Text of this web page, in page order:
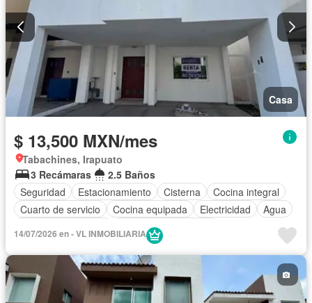
Casa
$ 13,500 MXN/mes
Tabachines, Irapuato
3 Recámaras
2.5 Baños
Seguridad
Estacionamiento Cisterna
Cocina integral
Cuarto de servicio
Cocina equipada Electricidad
Agua
Recámara con closet
Permite mascotas
Solo familias
Sin amueblar
14/07/2026 en - VL INMOBILIARIA